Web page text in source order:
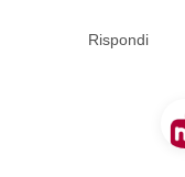
Rispondi